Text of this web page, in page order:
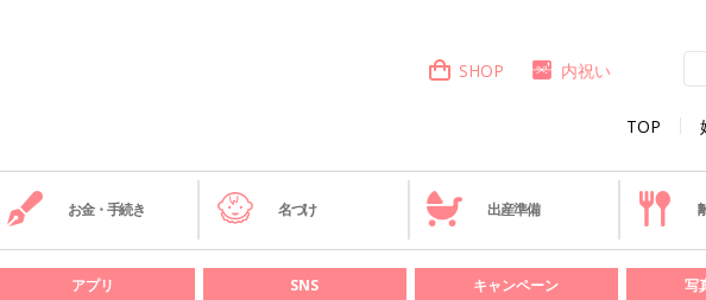
TOP
SHOP 内祝い
お金・手続き 名づけ 出産準備
アプリ SNS キャンペーン 写